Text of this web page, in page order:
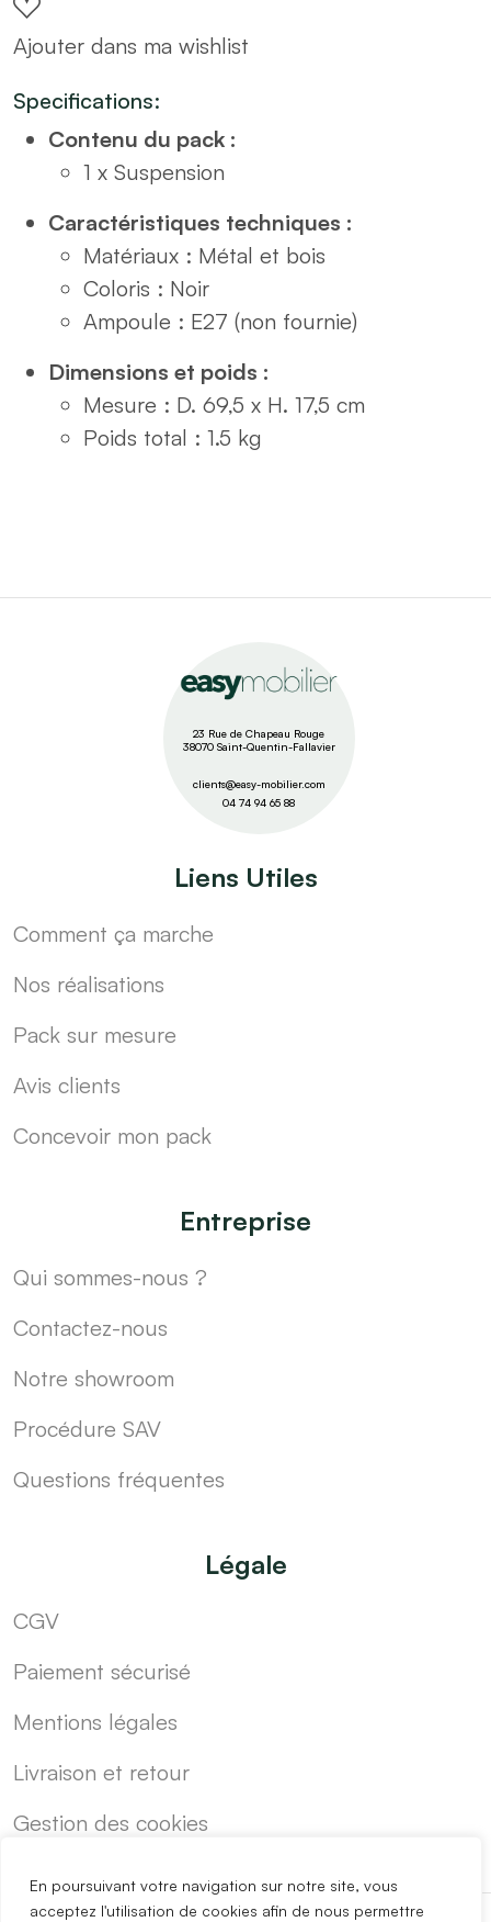
En poursuivant votre navigation sur notre site, vous
acceptez l'utilisation de cookies afin de nous permettre
et
en
D70
quantity
Ajouter dans ma wishlist
Specifications:
Contenu du pack :
1 x Suspension
Caractéristiques techniques :
Matériaux : Métal et bois
Coloris : Noir
Ampoule : E27 (non fournie)
Dimensions et poids :
Mesure : D. 69,5 x H. 17,5 cm
Poids total : 1.5 kg
23 Rue de Chapeau Rouge
38070 Saint-Quentin-Fallavier
clients@easy-mobilier.com
04 74 94 65 88
Liens Utiles
Comment ça marche
Nos réalisations
Pack sur mesure
Avis clients
Concevoir mon pack
Entreprise
Qui sommes-nous ?
Contactez-nous
Notre showroom
Procédure SAV
Questions fréquentes
Légale
CGV
Paiement sécurisé
Mentions légales
Livraison et retour
Gestion des cookies